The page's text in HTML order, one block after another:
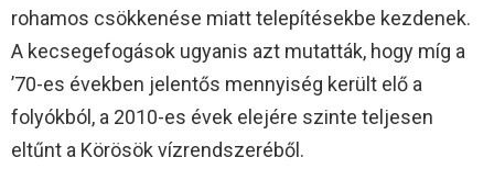
rohamos csökkenése miatt telepítésekbe kezdenek.
A kecsegefogások ugyanis azt mutatták, hogy míg a
’70-es években jelentős mennyiség került elő a
folyókból, a 2010-es évek elejére szinte teljesen
eltűnt a Körösök vízrendszeréből.